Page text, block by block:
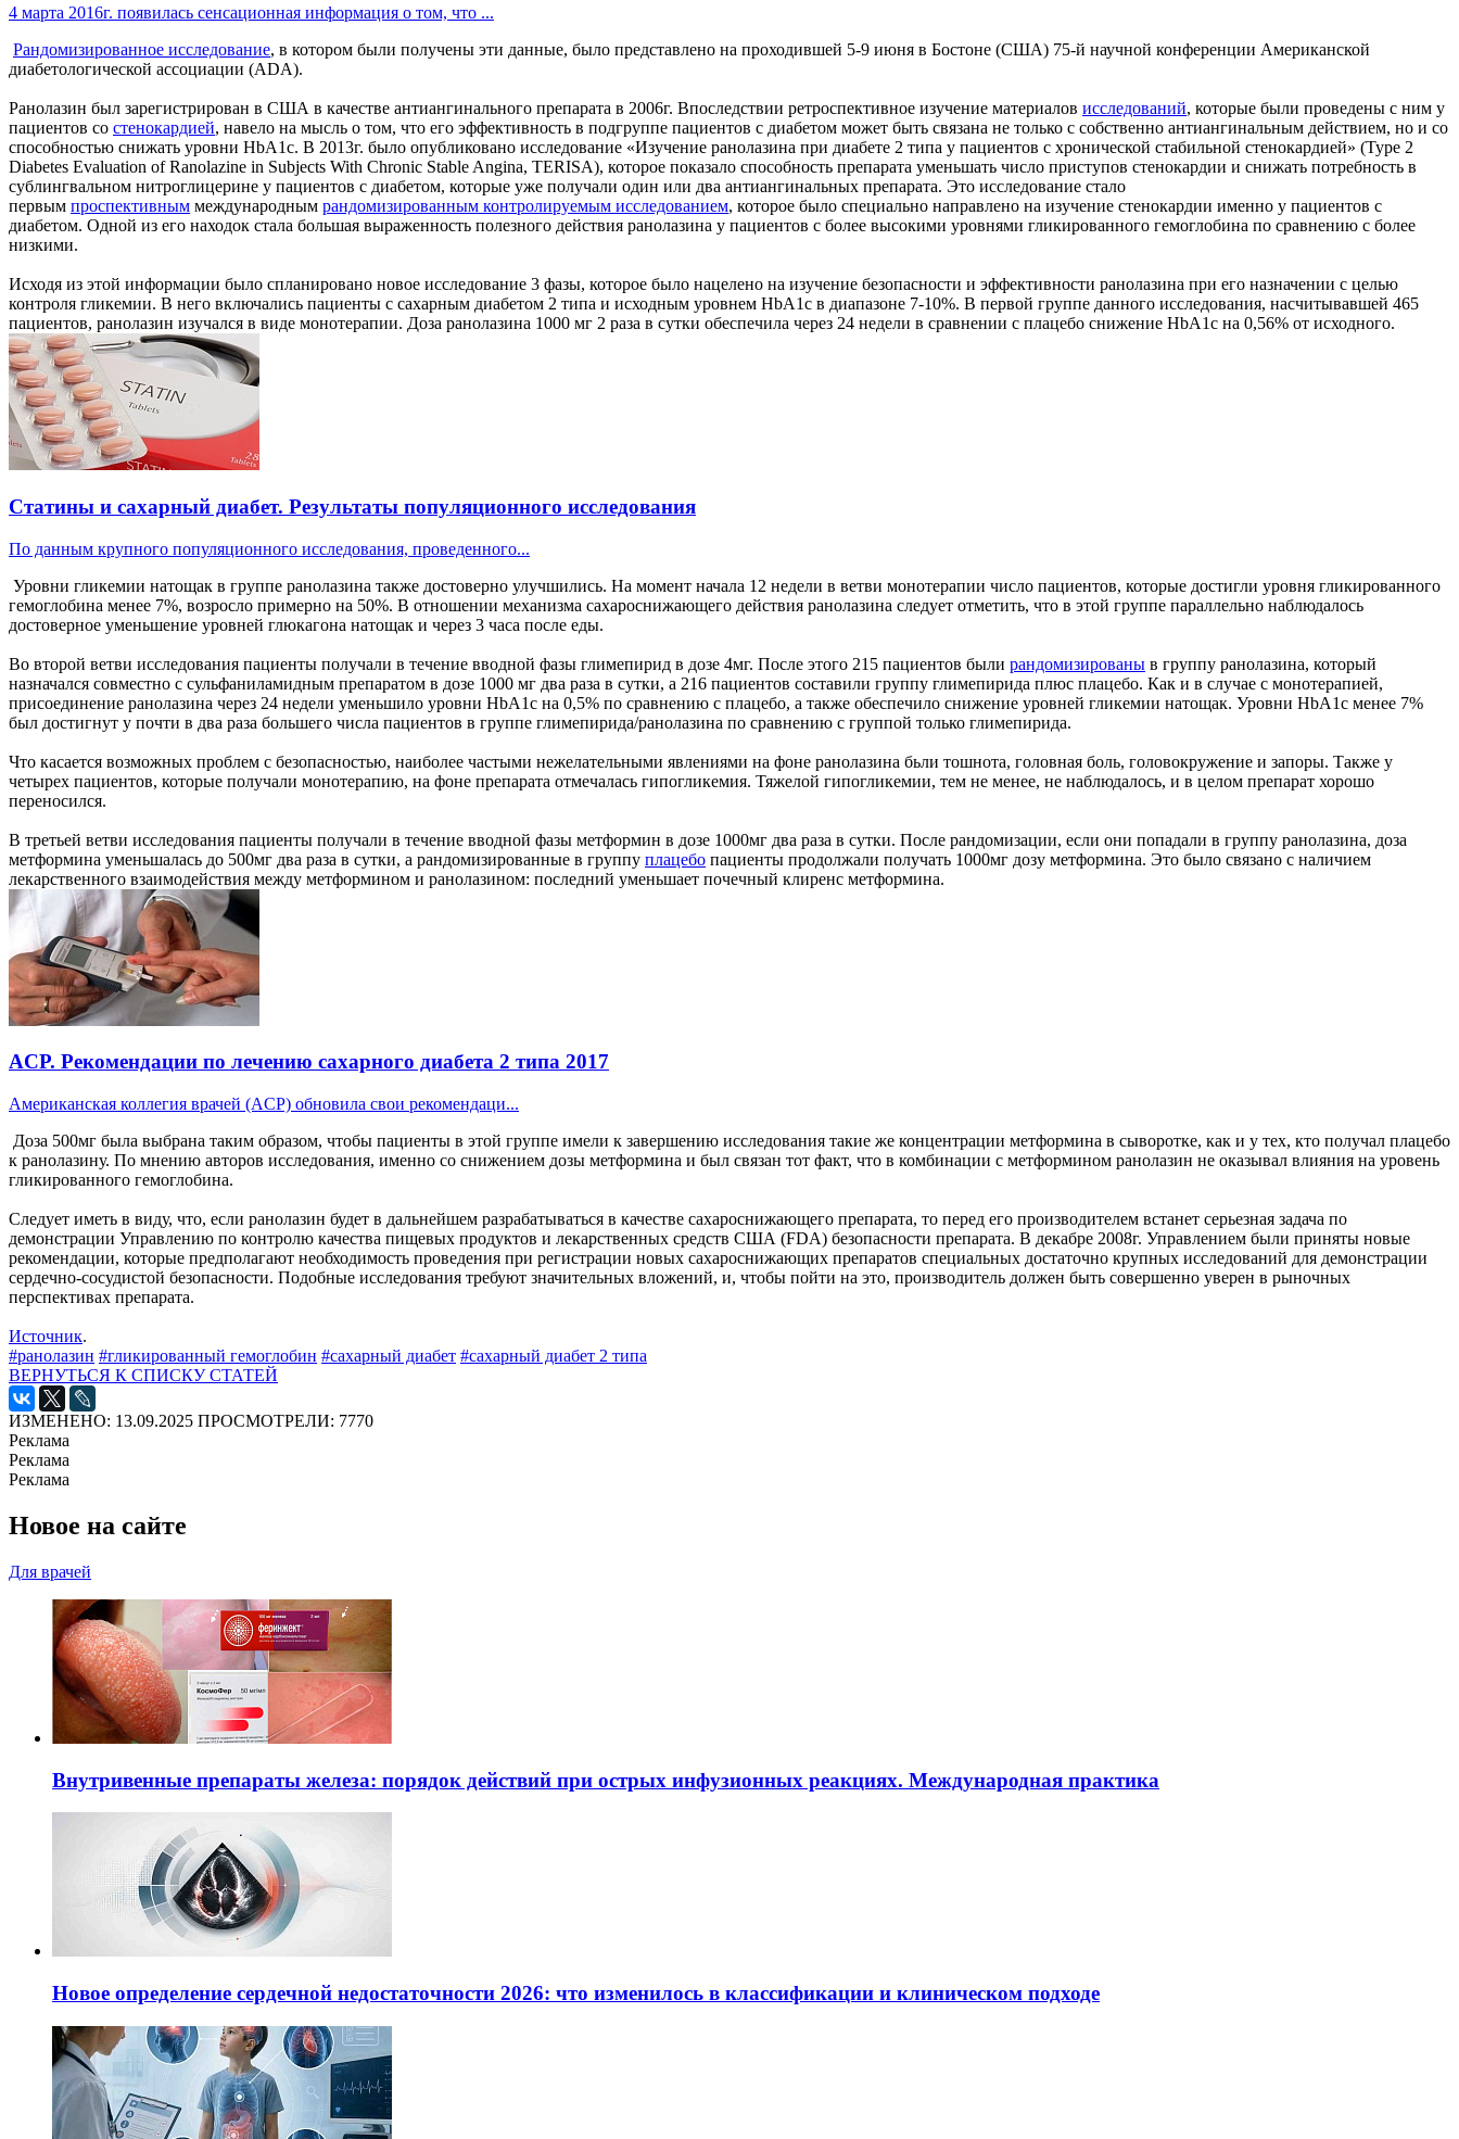
4 марта 2016г. появилась сенсационная информация о том, что ...
Рандомизированное исследование, в котором были получены эти данные, было представлено на проходившей 5-9 июня в Бостоне (США) 75-й научной конференции Американской
диабетологической ассоциации (ADA).
Ранолазин был зарегистрирован в США в качестве антиангинального препарата в 2006г. Впоследствии ретроспективное изучение материалов исследований, которые были проведены с ним у
пациентов со стенокардией, навело на мысль о том, что его эффективность в подгруппе пациентов с диабетом может быть связана не только с собственно антиангинальным действием, но и со
способностью снижать уровни HbA1c. В 2013г. было опубликовано исследование «Изучение ранолазина при диабете 2 типа у пациентов с хронической стабильной стенокардией» (Type 2
Diabetes Evaluation of Ranolazine in Subjects With Chronic Stable Angina, TERISA), которое показало способность препарата уменьшать число приступов стенокардии и снижать потребность в
сублингвальном нитроглицерине у пациентов с диабетом, которые уже получали один или два антиангинальных препарата. Это исследование стало
первым проспективным международным рандомизированным контролируемым исследованием, которое было специально направлено на изучение стенокардии именно у пациентов с
диабетом. Одной из его находок стала большая выраженность полезного действия ранолазина у пациентов с более высокими уровнями гликированного гемоглобина по сравнению с более
низкими.
Исходя из этой информации было спланировано новое исследование 3 фазы, которое было нацелено на изучение безопасности и эффективности ранолазина при его назначении с целью
контроля гликемии. В него включались пациенты с сахарным диабетом 2 типа и исходным уровнем HbA1c в диапазоне 7-10%. В первой группе данного исследования, насчитывавшей 465
пациентов, ранолазин изучался в виде монотерапии. Доза ранолазина 1000 мг 2 раза в сутки обеспечила через 24 недели в сравнении с плацебо снижение HbA1c на 0,56% от исходного.
Статины и сахарный диабет. Результаты популяционного исследования
По данным крупного популяционного исследования, проведенного...
Уровни гликемии натощак в группе ранолазина также достоверно улучшились. На момент начала 12 недели в ветви монотерапии число пациентов, которые достигли уровня гликированного
гемоглобина менее 7%, возросло примерно на 50%. В отношении механизма сахароснижающего действия ранолазина следует отметить, что в этой группе параллельно наблюдалось
достоверное уменьшение уровней глюкагона натощак и через 3 часа после еды.
Во второй ветви исследования пациенты получали в течение вводной фазы глимепирид в дозе 4мг. После этого 215 пациентов были рандомизированы в группу ранолазина, который
назначался совместно с сульфаниламидным препаратом в дозе 1000 мг два раза в сутки, а 216 пациентов составили группу глимепирида плюс плацебо. Как и в случае с монотерапией,
присоединение ранолазина через 24 недели уменьшило уровни HbA1c на 0,5% по сравнению с плацебо, а также обеспечило снижение уровней гликемии натощак. Уровни HbA1c менее 7%
был достигнут у почти в два раза большего числа пациентов в группе глимепирида/ранолазина по сравнению с группой только глимепирида.
Что касается возможных проблем с безопасностью, наиболее частыми нежелательными явлениями на фоне ранолазина бьли тошнота, головная боль, головокружение и запоры. Также у
четырех пациентов, которые получали монотерапию, на фоне препарата отмечалась гипогликемия. Тяжелой гипогликемии, тем не менее, не наблюдалось, и в целом препарат хорошо
переносился.
В третьей ветви исследования пациенты получали в течение вводной фазы метформин в дозе 1000мг два раза в сутки. После рандомизации, если они попадали в группу ранолазина, доза
метформина уменьшалась до 500мг два раза в сутки, а рандомизированные в группу плацебо пациенты продолжали получать 1000мг дозу метформина. Это было связано с наличием
лекарственного взаимодействия между метформином и ранолазином: последний уменьшает почечный клиренс метформина.
ACP. Рекомендации по лечению сахарного диабета 2 типа 2017
Американская коллегия врачей (ACP) обновила свои рекомендаци...
Доза 500мг была выбрана таким образом, чтобы пациенты в этой группе имели к завершению исследования такие же концентрации метформина в сыворотке, как и у тех, кто получал плацебо
к ранолазину. По мнению авторов исследования, именно со снижением дозы метформина и был связан тот факт, что в комбинации с метформином ранолазин не оказывал влияния на уровень
гликированного гемоглобина.
Следует иметь в виду, что, если ранолазин будет в дальнейшем разрабатываться в качестве сахароснижающего препарата, то перед его производителем встанет серьезная задача по
демонстрации Управлению по контролю качества пищевых продуктов и лекарственных средств США (FDA) безопасности препарата. В декабре 2008г. Управлением были приняты новые
рекомендации, которые предполагают необходимость проведения при регистрации новых сахароснижающих препаратов специальных достаточно крупных исследований для демонстрации
сердечно-сосудистой безопасности. Подобные исследования требуют значительных вложений, и, чтобы пойти на это, производитель должен быть совершенно уверен в рыночных
перспективах препарата.
Источник.
#ранолазин #гликированный гемоглобин #сахарный диабет #сахарный диабет 2 типа
ВЕРНУТЬСЯ К СПИСКУ СТАТЕЙ
ИЗМЕНЕНО: 13.09.2025 ПРОСМОТРЕЛИ: 7770
Реклама
Реклама
Реклама
Новое на сайте
Для врачей
Внутривенные препараты железа: порядок действий при острых инфузионных реакциях. Международная практика
Новое определение сердечной недостаточности 2026: что изменилось в классификации и клиническом подходе